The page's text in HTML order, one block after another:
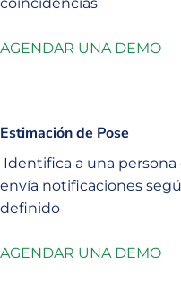
AGENDAR UNA DEMO
Estimación de Pose
Identifica a una
envía notificaciones
definido
AGENDAR UNA DEMO